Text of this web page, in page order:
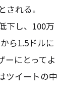
れる。
下し、100万
ら1.5ドルに
ーにとってよ
ツイートの中